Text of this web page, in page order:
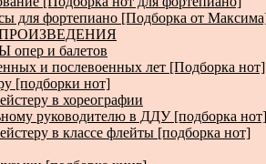
для фортепиано [Подборка от
и балетов
и послевоенных лет [Подборка нот]
[подборки нот]
в хореографии
руководителю в ДДУ [подборка нот]
в классе флейты [подборка нот]